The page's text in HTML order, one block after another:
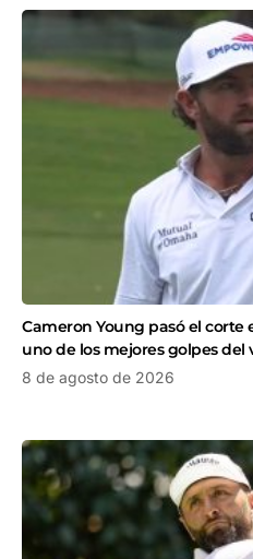
Cameron Young pasó el
uno de los mejores golpes del
8 de agosto de 2026